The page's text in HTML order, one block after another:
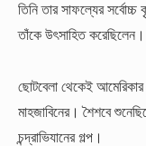
তিনি তার সাফল্যের
তাঁকে উৎসাহিত করেছিলেন।
ছোটবেলা থেকেই
মাহজাবিনের। শৈশবে
চন্দ্রাভিযানের গল্প।